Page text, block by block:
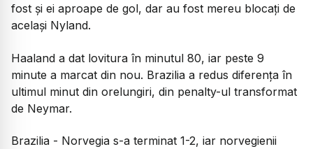
fost și ei aproape de gol, dar au fost mereu blocați de
același Nyland.
Haaland a dat lovitura în minutul 80, iar peste 9
minute a marcat din nou. Brazilia a redus diferența în
ultimul minut din orelungiri, din penalty-ul transformat
de Neymar.
Brazilia - Norvegia s-a terminat 1-2, iar norvegienii